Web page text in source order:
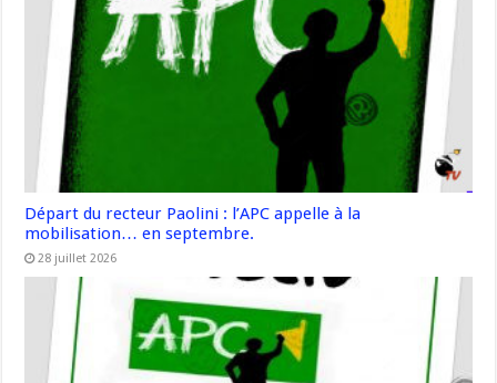
Départ du recteur Paolini : l’APC appelle à la
mobilisation… en septembre.
28 juillet 2026